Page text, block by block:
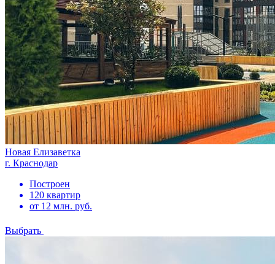
Новая Елизаветка
г. Краснодар
Построен
120 квартир
от 12 млн. руб.
Выбрать